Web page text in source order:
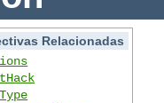
Relacionadas